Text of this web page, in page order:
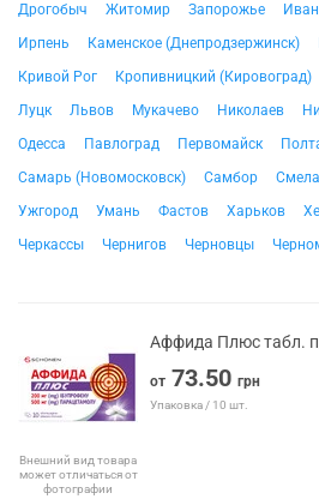
Дрогобыч
Житомир Запорожье
Ирпень
Каменское (Днепродзержинск)
Кривой Рог
Кропивницкий (Кировоград)
Луцк
Львов Мукачево Николаев
Одесса
Павлоград Первомайск
Самарь (Новомосковск)
Самбор Смела
Ужгород
Умань Фастов Харьков
Черкассы
Чернигов Черновцы
Внешний вид товара
может отличаться от
фотографии
Аффида Плюс табл.
от 73.50 грн
Упаковка / 10 шт.